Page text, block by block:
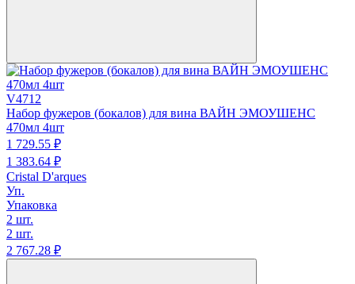
V4712
Набор фужеров (бокалов) для вина ВАЙН ЭМОУШЕНС
470мл 4шт
1 729.55 ₽
1 383.64 ₽
Cristal D'arques
Уп.
Упаковка
2 шт.
2 шт.
2 767.28 ₽